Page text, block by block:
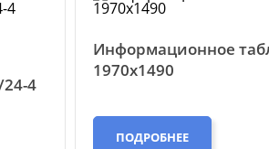
4
Информационное
1970х1490
ПОДРОБНЕЕ